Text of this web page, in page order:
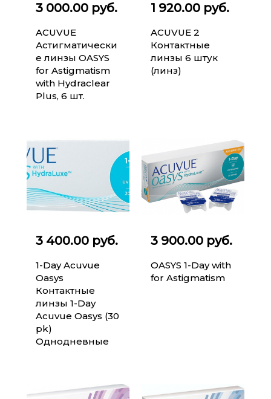
3 000.00 руб.
ACUVUE
Астигматически
е линзы OASYS
for Astigmatism
with Hydraclear
Plus, 6 шт.
1 920.00 руб.
ACUVUE 2
Контактные
линзы 6 штук
(линз)
3 400.00 руб.
1-Day Acuvue
Oasys
Контактные
линзы 1-Day
Acuvue Oasys (30
pk)
Однодневные
3 900.00 руб.
OASYS 1-Day with
for Astigmatism